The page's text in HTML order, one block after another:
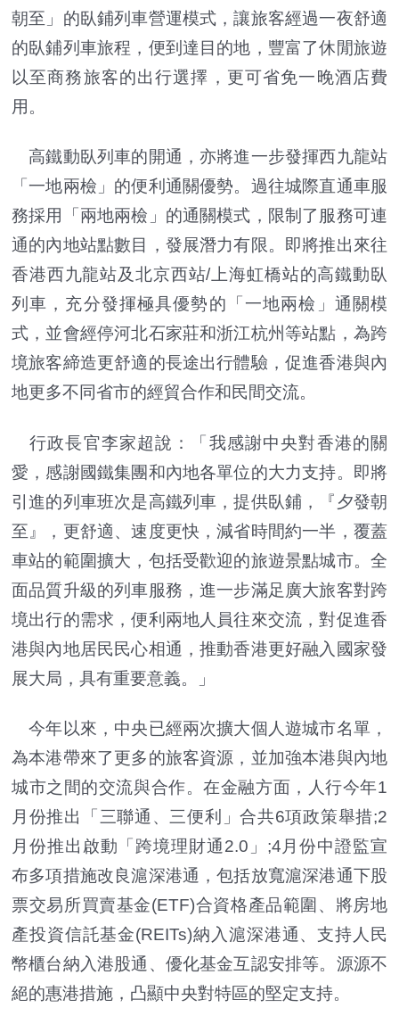
朝至」的臥鋪列車營運模式，讓旅客經過一夜舒適
的臥鋪列車旅程，便到達目的地，豐富了休閒旅遊
以至商務旅客的出行選擇，更可省免一晚酒店費
用。
高鐵動臥列車的開通，亦將進一步發揮西九龍站
「一地兩檢」的便利通關優勢。過往城際直通車服
務採用「兩地兩檢」的通關模式，限制了服務可連
通的內地站點數目，發展潛力有限。即將推出來往
香港西九龍站及北京西站/上海虹橋站的高鐵動臥
列車，充分發揮極具優勢的「一地兩檢」通關模
式，並會經停河北石家莊和浙江杭州等站點，為跨
境旅客締造更舒適的長途出行體驗，促進香港與內
地更多不同省市的經貿合作和民間交流。
行政長官李家超說：「我感謝中央對香港的關
愛，感謝國鐵集團和內地各單位的大力支持。即將
引進的列車班次是高鐵列車，提供臥鋪，『夕發朝
至』，更舒適、速度更快，減省時間約一半，覆蓋
車站的範圍擴大，包括受歡迎的旅遊景點城市。全
面品質升級的列車服務，進一步滿足廣大旅客對跨
境出行的需求，便利兩地人員往來交流，對促進香
港與內地居民民心相通，推動香港更好融入國家發
展大局，具有重要意義。」
今年以來，中央已經兩次擴大個人遊城市名單，
為本港帶來了更多的旅客資源，並加強本港與內地
城市之間的交流與合作。在金融方面，人行今年1
月份推出「三聯通、三便利」合共6項政策舉措;2
月份推出啟動「跨境理財通2.0」;4月份中證監宣
布多項措施改良滬深港通，包括放寬滬深港通下股
票交易所買賣基金(ETF)合資格產品範圍、將房地
產投資信託基金(REITs)納入滬深港通、支持人民
幣櫃台納入港股通、優化基金互認安排等。源源不
絕的惠港措施，凸顯中央對特區的堅定支持。